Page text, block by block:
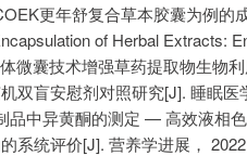
更年舒复合草本胶囊为例
of Herbal Extracts:
微囊技术增强草药提取物生物
双盲安慰剂对照研究[J]. 睡眠
中异黄酮的测定 — 高效液相
系统评价[J]. 营养学进展，